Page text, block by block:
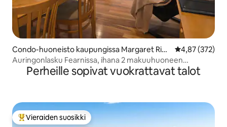
Condo-huoneisto kaupungissa Margaret Rive
r
4,87 (372)
Auringonlasku Fearnissa, ihana 2 makuuhuoneen
*poreammeella varustettu huoneisto
Perheille sopivat vuokrattavat talot
Vieraiden suosikkien parhaimmistoa
Vieraiden suosikki